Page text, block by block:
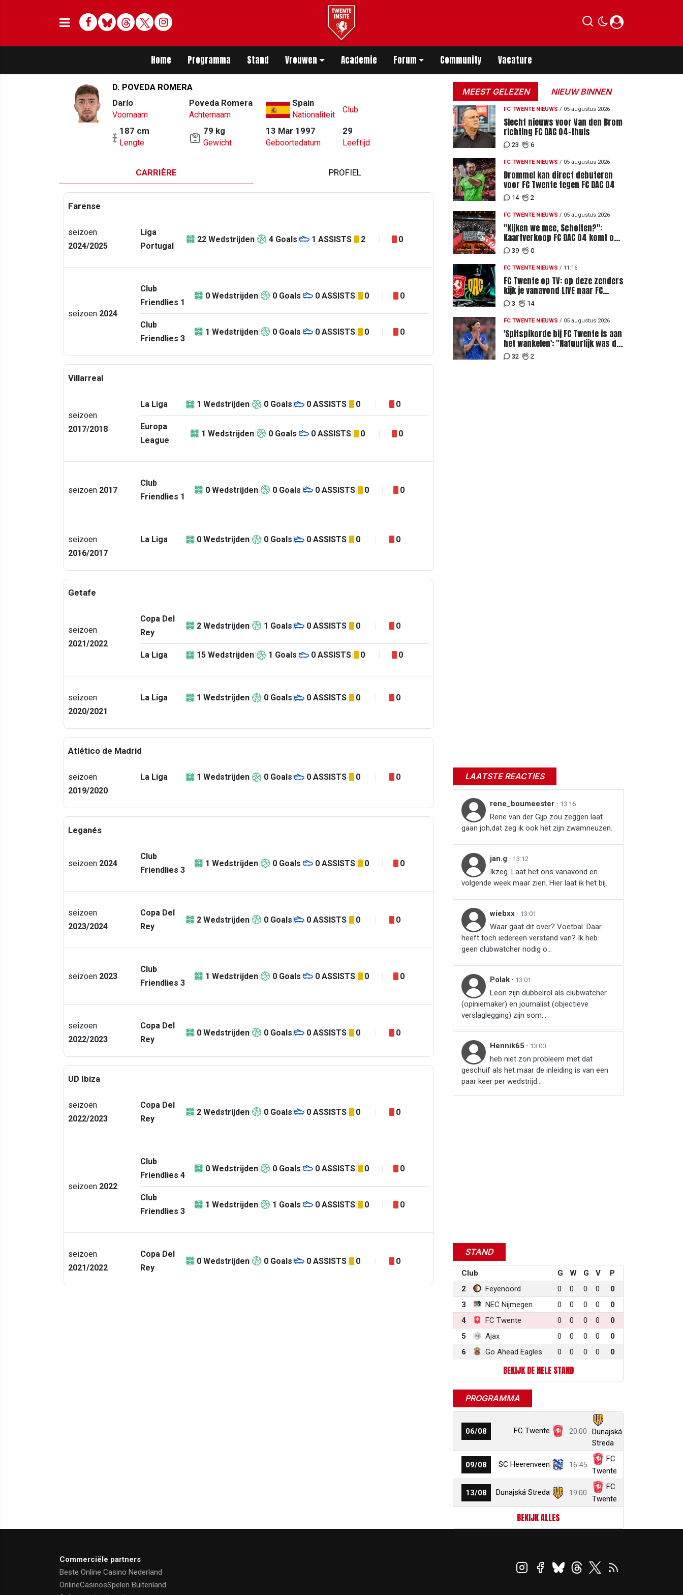
Facebook
BlueskyThreadsTwitterDelen op Whatsapp
Home Programma Stand Vrouwen Academie Forum Community Vacature
D. POVEDA ROMERA
Darío
Voornaam
Poveda Romera
Achternaam
Spain
Nationaliteit
Club
187 cm
Lengte
79 kg
Gewicht
13 Mar 1997
Geboortedatum
29
Leeftijd
CARRIÈRE PROFIEL
Farense
seizoen
2024/2025
Liga
Portugal
22 Wedstrijden 4 Goals 1 ASSISTS 2 0
seizoen 2024
Club
Friendlies 1
0 Wedstrijden 0 Goals 0 ASSISTS 0 0
Club
Friendlies 3
1 Wedstrijden 0 Goals 0 ASSISTS 0 0
Villarreal
seizoen
2017/2018
La Liga 1 Wedstrijden 0 Goals 0 ASSISTS 0 0
Europa
League
1 Wedstrijden 0 Goals 0 ASSISTS 0 0
seizoen 2017
Club
Friendlies 1
0 Wedstrijden 0 Goals 0 ASSISTS 0 0
seizoen
2016/2017
La Liga 0 Wedstrijden 0 Goals 0 ASSISTS 0 0
Getafe
seizoen
2021/2022
Copa Del
Rey
2 Wedstrijden 1 Goals 0 ASSISTS 0 0
La Liga 15 Wedstrijden 1 Goals 0 ASSISTS 0 0
seizoen
2020/2021
La Liga 1 Wedstrijden 0 Goals 0 ASSISTS 0 0
Atlético de Madrid
seizoen
2019/2020
La Liga 1 Wedstrijden 0 Goals 0 ASSISTS 0 0
Leganés
seizoen 2024
Club
Friendlies 3
1 Wedstrijden 0 Goals 0 ASSISTS 0 0
seizoen
2023/2024
Copa Del
Rey
2 Wedstrijden 0 Goals 0 ASSISTS 0 0
seizoen 2023
Club
Friendlies 3
1 Wedstrijden 0 Goals 0 ASSISTS 0 0
seizoen
2022/2023
Copa Del
Rey
0 Wedstrijden 0 Goals 0 ASSISTS 0 0
UD Ibiza
seizoen
2022/2023
Copa Del
Rey
2 Wedstrijden 0 Goals 0 ASSISTS 0 0
seizoen 2022
Club
Friendlies 4
0 Wedstrijden 0 Goals 0 ASSISTS 0 0
Club
Friendlies 3
1 Wedstrijden 1 Goals 0 ASSISTS 0 0
seizoen
2021/2022
Copa Del
Rey
0 Wedstrijden 0 Goals 0 ASSISTS 0 0
MEEST GELEZEN NIEUW BINNEN
FC TWENTE NIEUWS / 05 augustus 2026
Slecht nieuws voor Van den Brom
richting FC DAC 04-thuis
23 6
FC TWENTE NIEUWS / 05 augustus 2026
Drommel kan direct debuteren
voor FC Twente tegen FC DAC 04
14 2
FC TWENTE NIEUWS / 05 augustus 2026
"Kijken we mee, Scholten?":
Kaartverkoop FC DAC 04 komt op
gang, supporters niet blij met
ticketprijzen
39 0
FC TWENTE NIEUWS / 11:16
FC Twente op TV: op deze zenders
kijk je vanavond LIVE naar FC
Twente - FC DAC 04
3 14
FC TWENTE NIEUWS / 05 augustus 2026
'Spitspikorde bij FC Twente is aan
het wankelen': "Natuurlijk was dat
een signaal"
32 2
LAATSTE REACTIES
rene_boumeester · 13:16
Rene van der Gijp zou zeggen laat
gaan joh,dat zeg ik ook het zijn zwamneuzen.
jan.g · 13:12
Ikzeg. Laat het ons vanavond en
volgende week maar zien. Hier laat ik het bij.
wiebxx · 13:01
Waar gaat dit over? Voetbal. Daar
heeft toch iedereen verstand van? Ik heb
geen clubwatcher nodig o...
Polak · 13:01
Leon zijn dubbelrol als clubwatcher
(opiniemaker) en journalist (objectieve
verslaglegging) zijn som...
Hennik65 · 13:00
heb niet zon probleem met dat
geschuif als het maar de inleiding is van een
paar keer per wedstrijd...
STAND
Club G W G V
P
2
Feyenoord 0 0 0 0
0
3
NEC Nijmegen 0 0 0 0
0
4
FC Twente 0 0 0 0
0
5
Ajax 0 0 0 0
0
6
Go Ahead Eagles 0 0 0 0 0
BEKIJK DE HELE STAND
PROGRAMMA
06/08 FC Twente 20:00
Dunajská
Streda
09/08 SC Heerenveen 16:45
FC
Twente
13/08 Dunajská Streda 19:00
FC
Twente
BEKIJK ALLES
Commerciële partners
Beste Online Casino Nederland
OnlineCasinosSpelen Buitenland